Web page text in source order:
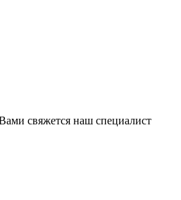
свяжется наш специалист